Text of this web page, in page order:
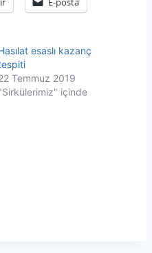
esaslı kazanç
Temmuz 2019
içinde